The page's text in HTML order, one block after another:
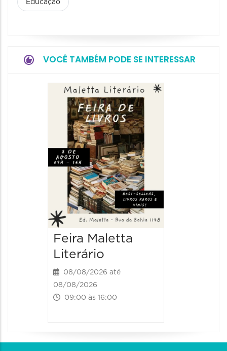
Educação
VOCÊ TAMBÉM PODE SE INTERESSAR
Feira Maletta
Literário
08/08/2026 até
08/08/2026
09:00 às 16:00